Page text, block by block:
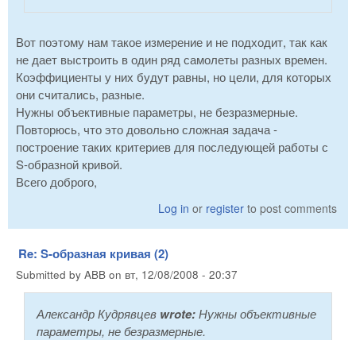
Вот поэтому нам такое измерение и не подходит, так как
не дает выстроить в один ряд самолеты разных времен.
Коэффициенты у них будут равны, но цели, для которых
они считались, разные.
Нужны объективные параметры, не безразмерные.
Повторюсь, что это довольно сложная задача -
построение таких критериев для последующей работы с
S-образной кривой.
Всего доброго,
Log in or register to post comments
Re: S-образная кривая (2)
Submitted by ABB on вт, 12/08/2008 - 20:37
Александр Кудрявцев wrote:Нужны объективные
параметры, не безразмерные.